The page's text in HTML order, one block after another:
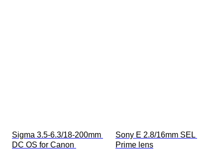
Sigma 3.5-6.3/18-200mm
DC OS for Canon
Sony E 2.8/16mm SEL
Prime lens